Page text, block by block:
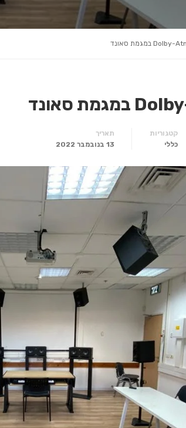
קטגוריות
כללי
תאריך
13 בנובמבר 2022